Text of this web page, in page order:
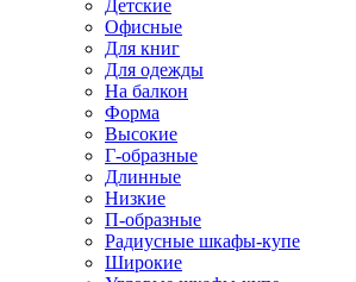
Детские
Офисные
Для книг
Для одежды
На балкон
Форма
Высокие
Г-образные
Длинные
Низкие
П-образные
Радиусные шкафы-купе
Широкие